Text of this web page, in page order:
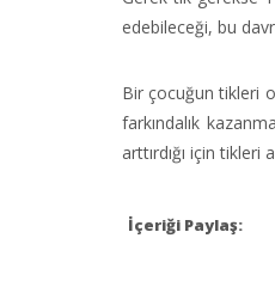
edebileceği, bu
Bir çocuğun tikleri
farkındalık
arttırdığı için tikleri
İçeriği Paylaş: